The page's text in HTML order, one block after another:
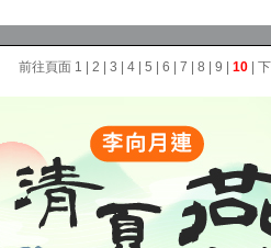
前往頁面 1 2 3 4| 5 6 7 8 9 10|